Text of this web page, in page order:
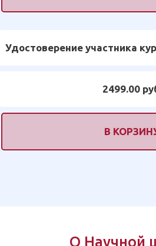
Удостоверение участника
2499.00
В
О Научной